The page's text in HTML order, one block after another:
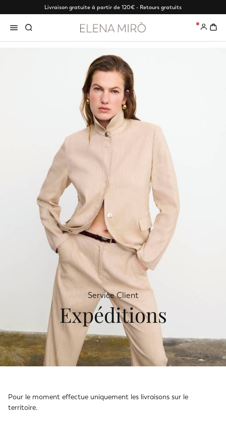
Livraison gratuite à partir de 120€ - Retours gratuits
0
Service Client
Expéditions
Pour le moment effectue uniquement les livraisons sur le
territoire.